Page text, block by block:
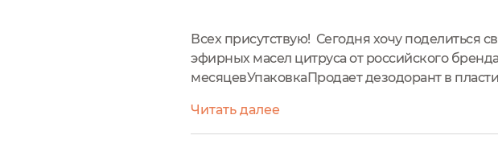
Всех присутствую! Сегодня хочу
эфирных масел цитруса от российского
месяцевУпаковкаПродает дезодорант в
крышкой находится удобный ролик,...
Читать далее